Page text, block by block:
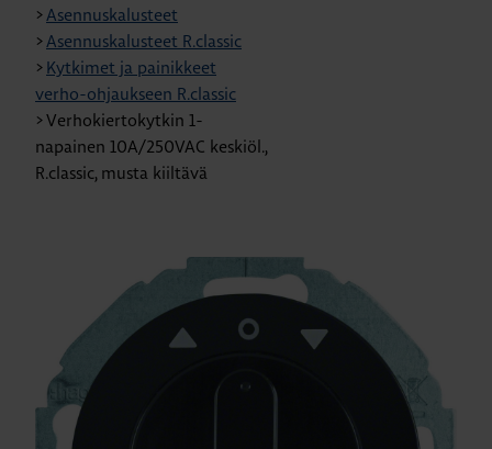
>Asennuskalusteet
>Asennuskalusteet R.classic
> Kytkimet ja painikkeet
verho-ohjaukseen R.classic
>Verhokiertokytkin 1-
napainen 10A/250VAC keskiöl.,
R.classic, musta kiiltävä